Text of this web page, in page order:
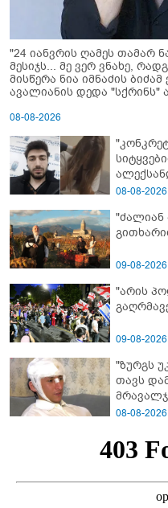
"24 იანვრის ღამეს თამარ
მესიჯს... მე ვერ ვნახე,
მისწერა ნია იმნაძის ბიძამ
ავალიანის დედა "სქრინს"
08-08-2026
08-08-2026
"ძალიან
09-08-2026
"არის
09-08-2026
"ზურგს
თავს
ჰყვება
08-08-2026